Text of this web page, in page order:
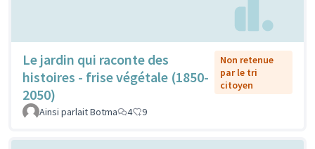
Le jardin qui raconte des
histoires - frise végétale (1850-
2050)
Non retenue
par le tri
citoyen
Ainsi parlait Botma 4 9